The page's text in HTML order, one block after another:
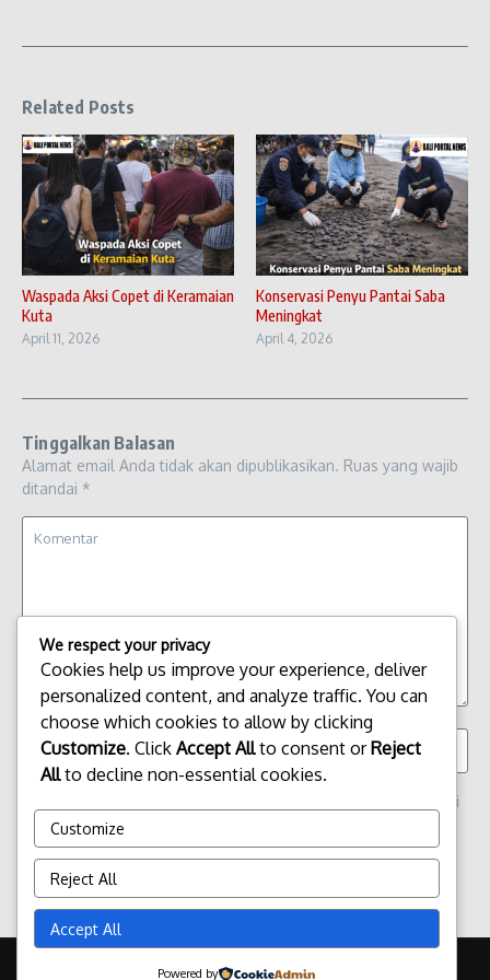
Related Posts
Waspada Aksi Copet di Keramaian
Kuta
April 11, 2026
Konservasi Penyu Pantai Saba
Meningkat
April 4, 2026
Tinggalkan Balasan
Alamat email Anda tidak akan dipublikasikan. Ruas yang wajib
ditandai *
Simpan nama, email, dan situs web saya pada peramban ini
untuk komentar saya berikutnya.
Copyright © 2026 Update Terbaru Bali Portal News | Powered by
We respect your privacy
Cookies help us improve your experience, deliver
personalized content, and analyze traffic. You can
choose which cookies to allow by clicking
Customize. Click Accept Allto consent orReject
Allto decline non-essential cookies.
Customize
Reject All
Accept All
Powered by